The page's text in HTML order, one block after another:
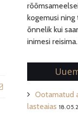
kogemusi
õnnelik kui
inimesi reisima.
Ootamatud
lasteaias